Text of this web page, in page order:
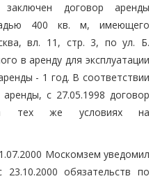
договор аренды
400 кв. м, имеющего
вл. 11, стр. 3, по ул. Б.
в аренду для эксплуатации
- 1 год. В соответствии
с 27.05.1998 договор
тех же условиях на
Москомзем уведомил
обязательств по